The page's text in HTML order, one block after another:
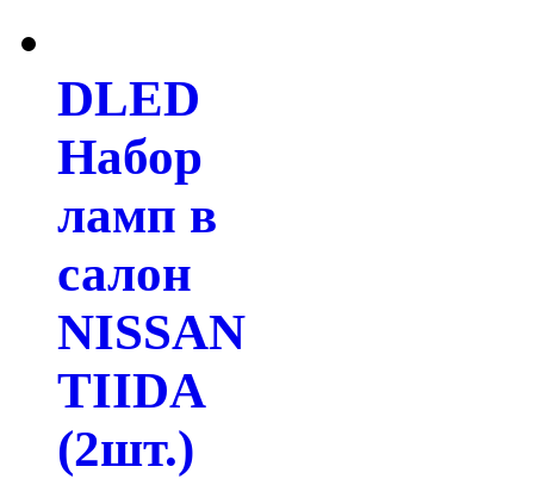
DLED
Набор
ламп в
салон
NISSAN
TIIDA
(2шт.)